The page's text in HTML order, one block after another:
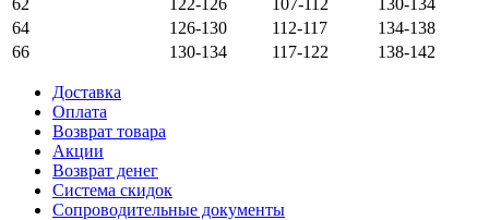
64
126-130 112-117
134-138
66
130-134 117-122 138-142
Доставка
Оплата
Возврат товара
Акции
Возврат денег
Система скидок
Сопроводительные документы